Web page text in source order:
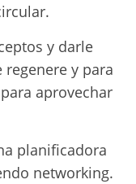
y darle
y para
aprovechar
planificadora
networking.